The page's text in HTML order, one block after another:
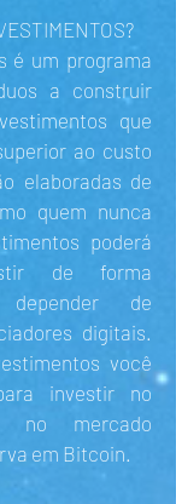
é um programa
a construir
que
ao custo
elaboradas de
quem nunca
poderá
de forma
depender de
digitais.
você
investir no
no mercado
em Bitcoin.